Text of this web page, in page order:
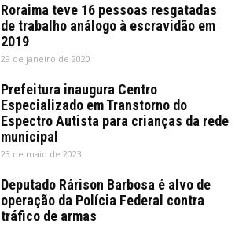
Roraima teve 16 pessoas resgatadas
de trabalho análogo à escravidão em
2019
29 de janeiro de 2020
Prefeitura inaugura Centro
Especializado em Transtorno do
Espectro Autista para crianças da rede
municipal
23 de maio de 2023
Deputado Rárison Barbosa é alvo de
operação da Polícia Federal contra
tráfico de armas